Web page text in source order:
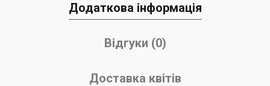
Додаткова інформація
Відгуки (0)
Доставка квітів